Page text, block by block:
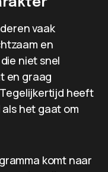
vaak
en
niet snel
en graag
heeft
het gaat om
komt naar